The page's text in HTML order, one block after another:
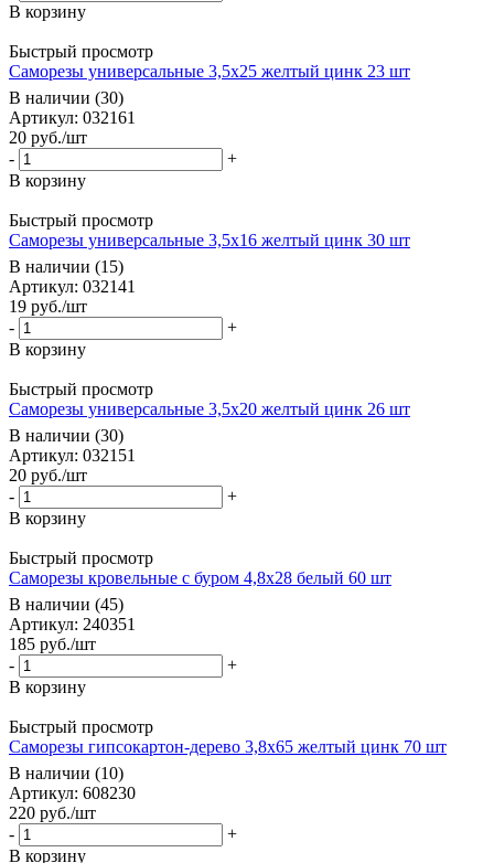
В корзину
Быстрый просмотр
Саморезы универсальные 3,5x25 желтый цинк 23 шт
В наличии (30)
Артикул: 032161
20 руб./шт
-
+
В корзину
Быстрый просмотр
Саморезы универсальные 3,5x16 желтый цинк 30 шт
В наличии (15)
Артикул: 032141
19 руб./шт
-
+
В корзину
Быстрый просмотр
Саморезы универсальные 3,5x20 желтый цинк 26 шт
В наличии (30)
Артикул: 032151
20 руб./шт
-
+
В корзину
Быстрый просмотр
Саморезы кровельные с буром 4,8x28 белый 60 шт
В наличии (45)
Артикул: 240351
185 руб./шт
-
+
В корзину
Быстрый просмотр
Саморезы гипсокартон-дерево 3,8x65 желтый цинк 70 шт
В наличии (10)
Артикул: 608230
220 руб./шт
-
+
В корзину